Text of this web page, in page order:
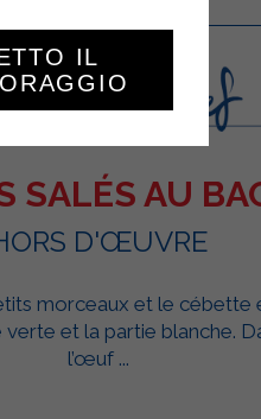
SALÉS AU
D'ŒUVRE
morceaux et le cébette
verte et la partie blanche.
l’œuf ...
IL